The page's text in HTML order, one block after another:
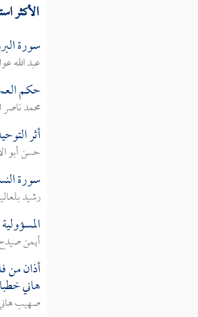
الأكثر
سورة
عبد الله
حكم
محمد ناصر
أثر
حسن أبو
سورة
رشيد
المسؤولية
أيمن
أذان
هاني خطبا
صهيب